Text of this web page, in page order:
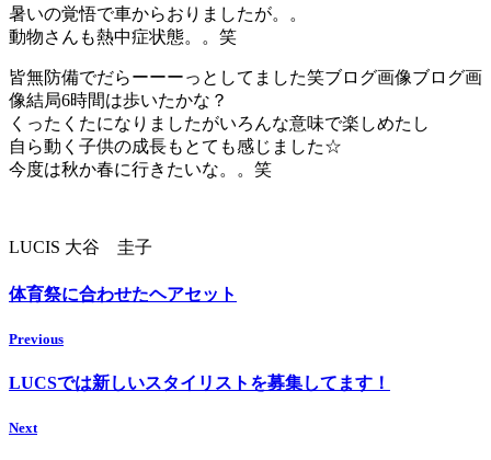
暑いの覚悟で車からおりましたが。。
動物さんも熱中症状態。。笑
皆無防備でだらーーーっとしてました笑ブログ画像ブログ画
像結局6時間は歩いたかな？
くったくたになりましたがいろんな意味で楽しめたし
自ら動く子供の成長もとても感じました☆
今度は秋か春に行きたいな。。笑
LUCIS 大谷 圭子
体育祭に合わせたヘアセット
Previous
LUCSでは新しいスタイリストを募集してます！
Next